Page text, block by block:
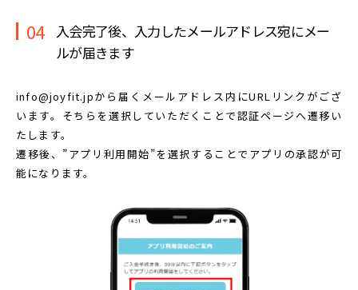
04 入会完了後、入力したメールアドレス宛にメー
ルが届きます
info@joyfit.jpから届くメールアドレス内にURLリンクがござ
います。 そちらを選択していただくことで認証ページへ遷移い
たします。
遷移後、”アプリ利用開始”を選択することで アプリの承認が可
能になります。